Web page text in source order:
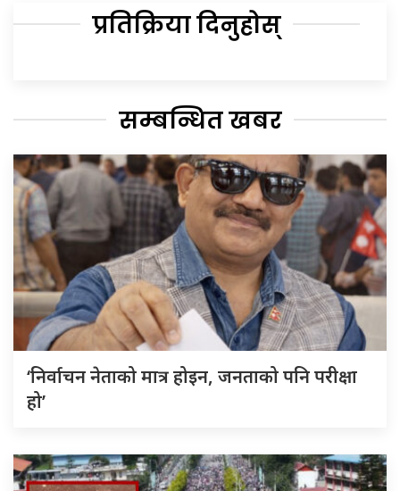
प्रतिक्रिया दिनुहोस्
सम्बन्धित खबर
‘निर्वाचन नेताको मात्र होइन, जनताको पनि परीक्षा
हो’